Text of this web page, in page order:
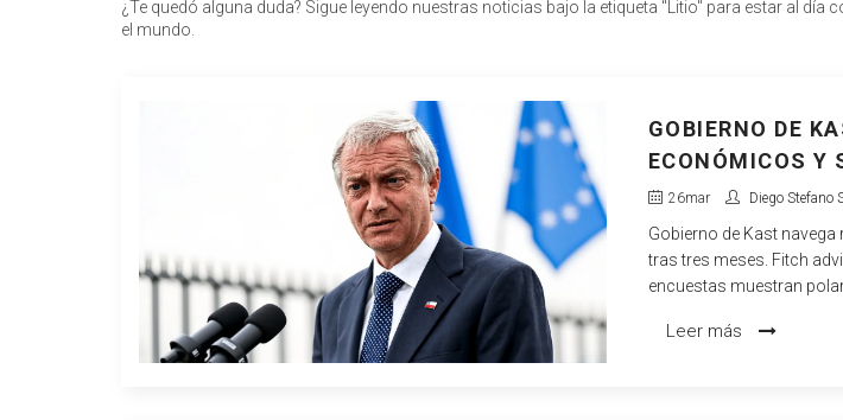
¿Te quedó alguna duda? Sigue leyendo nuestras noticias bajo la etiqueta "Litio" para estar al día
el mundo.
GOBIERNO DE
ECONÓMICOS Y
PRIMER
26mar Diego Stefano
Gobierno de Kast
tras tres meses. Fitch
encuestas muestran
Leer más